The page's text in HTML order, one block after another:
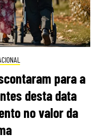
para a
desta data
no valor da